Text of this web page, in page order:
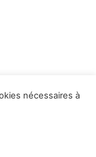
nécessaires à